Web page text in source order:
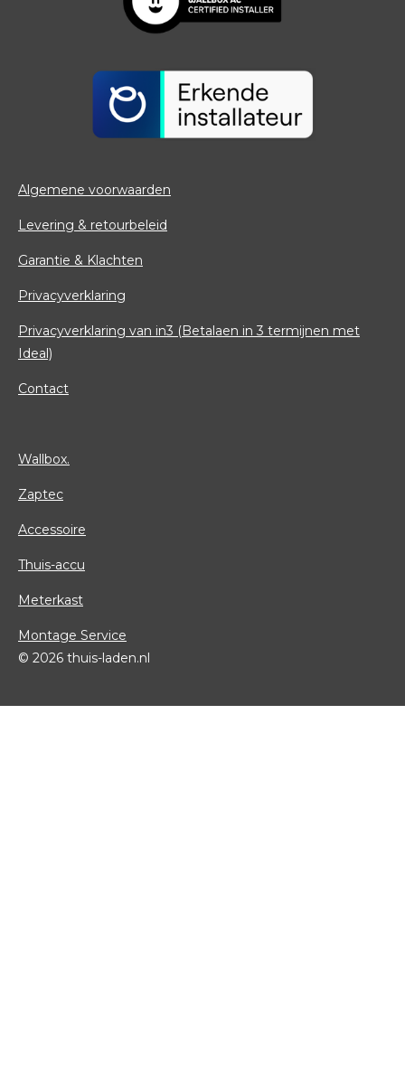
Algemene voorwaarden
Levering & retourbeleid
Garantie & Klachten
Privacyverklaring
Privacyverklaring van in3 (Betalaen in 3 termijnen met
Ideal)
Contact
Wallbox.
Zaptec
Accessoire
Thuis-accu
Meterkast
Montage Service
© 2026 thuis-laden.nl